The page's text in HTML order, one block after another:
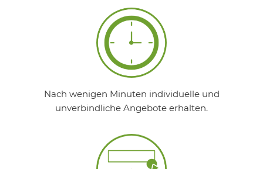
Nach wenigen Minuten individuelle und
unverbindliche Angebote erhalten.